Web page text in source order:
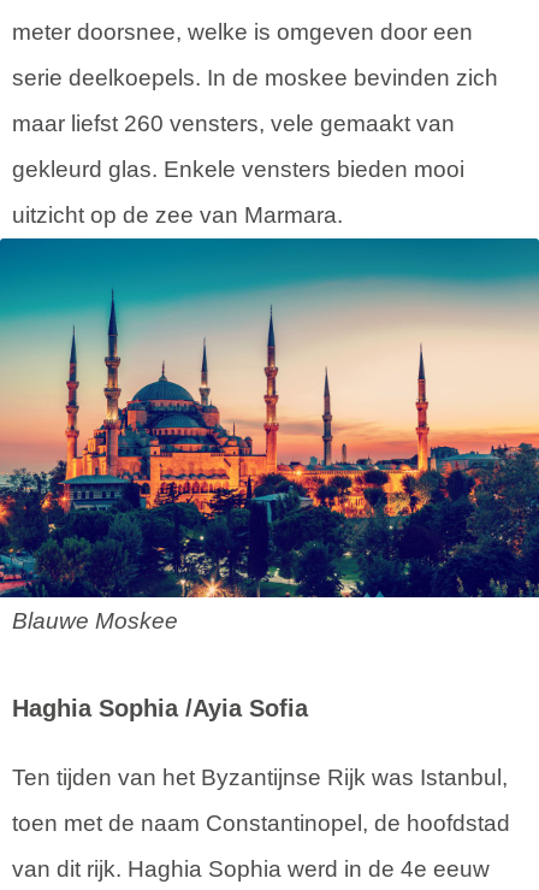
meter doorsnee, welke is omgeven door een
serie deelkoepels. In de moskee bevinden zich
maar liefst 260 vensters, vele gemaakt van
gekleurd glas. Enkele vensters bieden mooi
uitzicht op de zee van Marmara.
Blauwe Moskee
Haghia Sophia /Ayia Sofia
Ten tijden van het Byzantijnse Rijk was Istanbul,
toen met de naam Constantinopel, de hoofdstad
van dit rijk. Haghia Sophia werd in de 4e eeuw